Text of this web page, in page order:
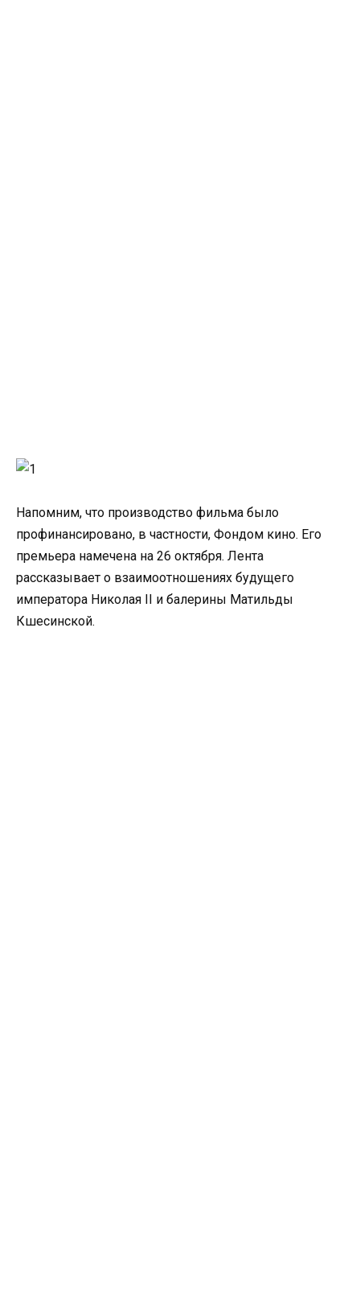
Напомним, что производство фильма было
профинансировано, в частности, Фондом кино. Его
премьера намечена на 26 октября. Лента
рассказывает о взаимоотношениях будущего
императора Николая II и балерины Матильды
Кшесинской.